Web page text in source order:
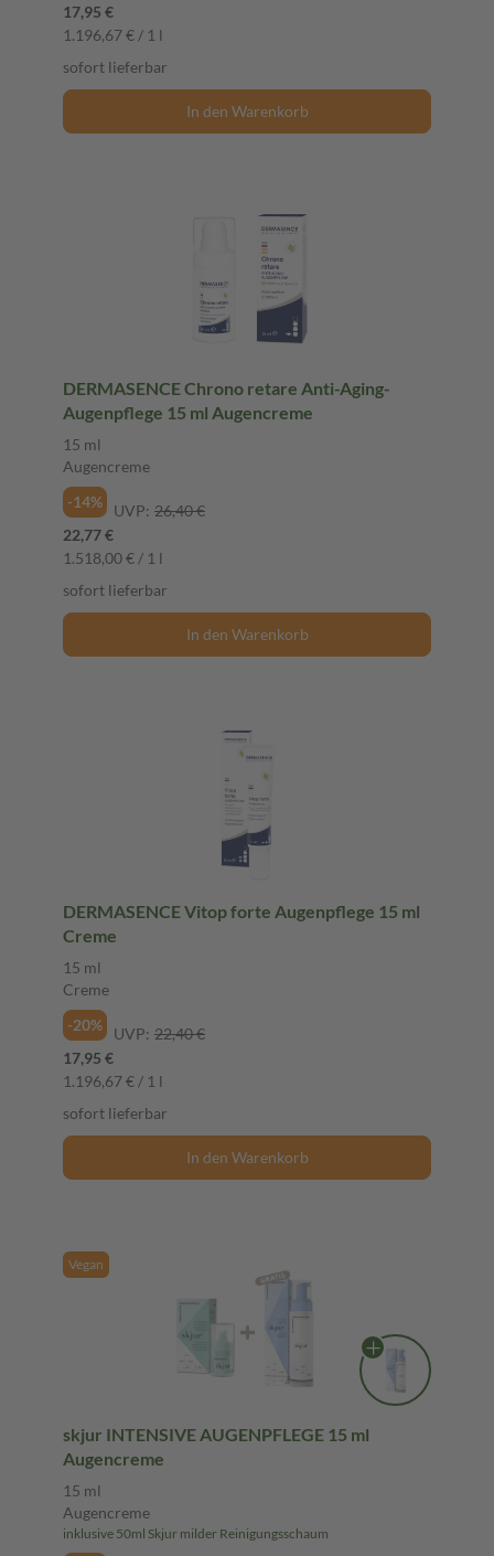
17,95 €
1.196,67 € / 1 l
sofort lieferbar
In den Warenkorb
DERMASENCE Chrono retare Anti-Aging-
Augenpflege 15 ml Augencreme
15 ml
Augencreme
-14%
UVP: 26,40 €
22,77 €
1.518,00 € / 1 l
sofort lieferbar
In den Warenkorb
DERMASENCE Vitop forte Augenpflege 15 ml
Creme
15 ml
Creme
-20%
UVP: 22,40 €
17,95 €
1.196,67 € / 1 l
sofort lieferbar
In den Warenkorb
Vegan
skjur INTENSIVE AUGENPFLEGE 15 ml
Augencreme
15 ml
Augencreme
inklusive 50ml Skjur milder Reinigungsschaum